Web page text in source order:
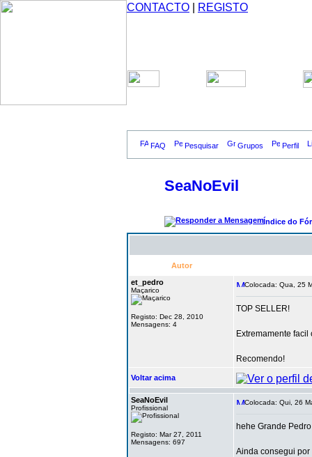
CONTACTO REGISTO
FAQ Pesquisar Grupos Perfil
SeaNoEvil
Índice do
Autor
et_pedro
Maçarico
Registo: Dec 28, 2010
Mensagens: 4
Colocada: Qua, 25
TOP SELLER!
Extremamente
Recomendo!
Voltar acima
SeaNoEvil
Profissional
Registo: Mar 27, 2011
Mensagens: 697
Colocada: Qui, 26
hehe Grande
Ainda consegui